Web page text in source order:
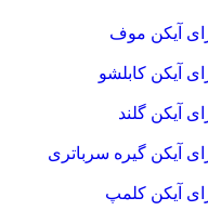
موف
کابلشو
گلند
گیره سرباتری
کلمپ